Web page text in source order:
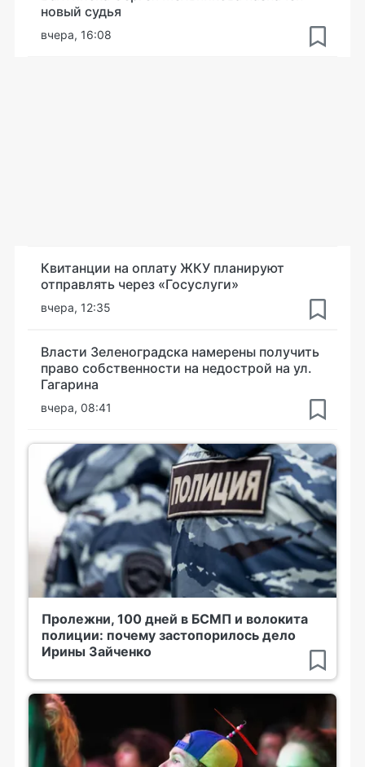
новый судья
вчера, 16:08
Квитанции на оплату ЖКУ планируют
отправлять через «Госуслуги»
вчера, 12:35
Власти Зеленоградска намерены получить
право собственности на недострой на ул.
Гагарина
вчера, 08:41
Пролежни, 100 дней в БСМП и волокита
полиции: почему застопорилось дело
Ирины Зайченко